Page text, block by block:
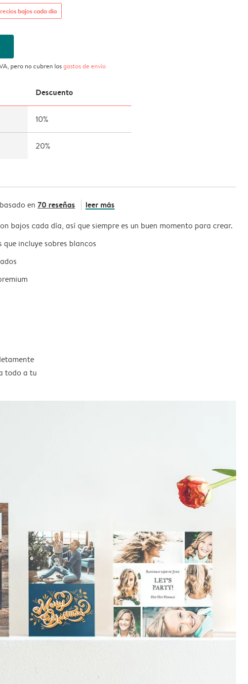
bajos cada día
pero no cubren losgastos de envío
Descuento
10%
20%
basado en 70 reseñas leer más
bajos cada día, así que siempre es un buen momento para crear.
que incluye sobres blancos
todo a tu